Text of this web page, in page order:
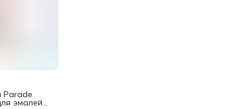
Parade
эмалей